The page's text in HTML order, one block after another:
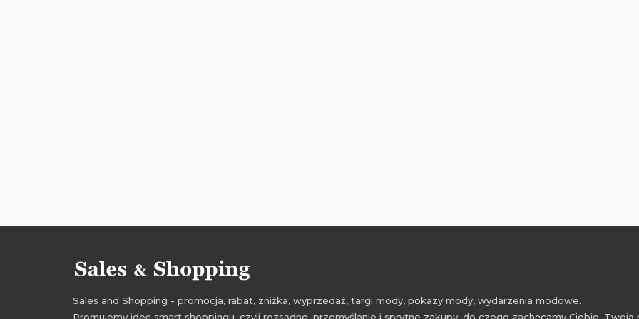
Sales and Shopping - promocja, rabat, zniżka, wyprzedaż, targi mody, pokazy mody, wydarzenia modowe.
Promujemy ideę smart shoppingu, czyli rozsądne, przemyślanie i sprytne zakupy, do czego zachęcamy Ciebie,